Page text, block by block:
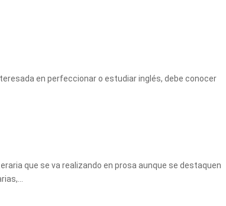
en perfeccionar o estudiar inglés, debe conocer
que se va realizando en prosa aunque se destaquen